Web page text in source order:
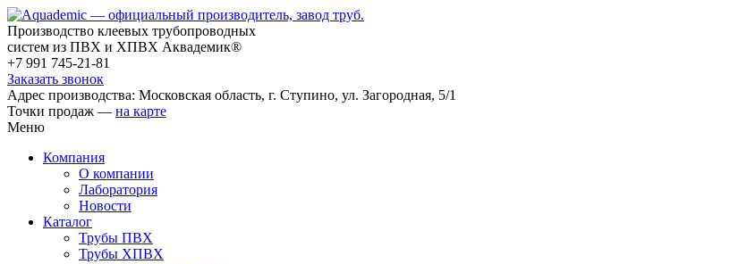
Производство клеевых трубопроводных
систем из ПВХ и ХПВХ Аквадемик®
+7 991 745-21-81
Заказать звонок
Адрес производства: Московская область, г. Ступино, ул. Загородная, 5/1
Точки продаж — на карте
Меню
Компания
О компании
Лаборатория
Новости
Каталог
Трубы ПВХ
Трубы ХПВХ